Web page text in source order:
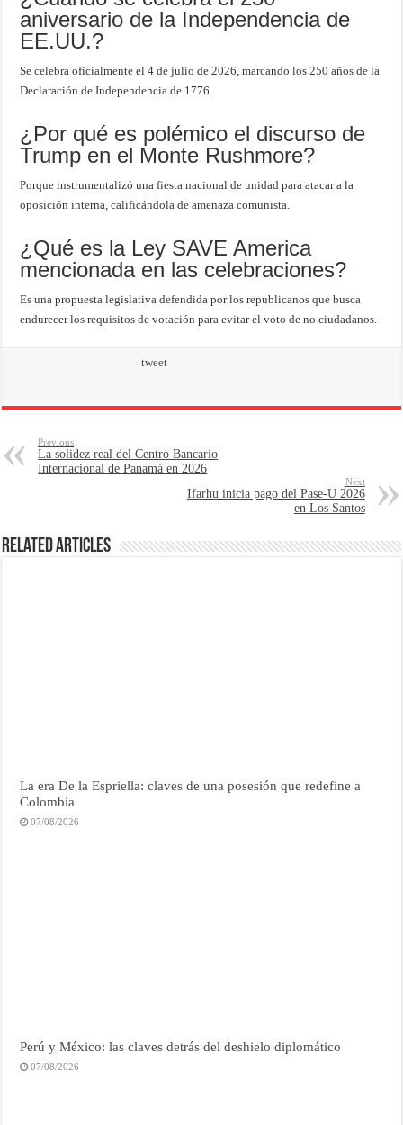
aniversario de la Independencia de
EE.UU.?
Se celebra oficialmente el 4 de julio de 2026, marcando los 250 años de la
Declaración de Independencia de 1776.
¿Por qué es polémico el discurso de
Trump en el Monte Rushmore?
Porque instrumentalizó una fiesta nacional de unidad para atacar a la
oposición interna, calificándola de amenaza comunista.
¿Qué es la Ley SAVE America
mencionada en las celebraciones?
Es una propuesta legislativa defendida por los republicanos que busca
endurecer los requisitos de votación para evitar el voto de no ciudadanos.
tweet
Previous
La solidez real del Centro Bancario
Internacional de Panamá en 2026
Next
Ifarhu inicia pago del Pase-U 2026
en Los Santos
Related Articles
La era De la Espriella: claves de una posesión que redefine a
Colombia
07/08/2026
Perú y México: las claves detrás del deshielo diplomático
07/08/2026